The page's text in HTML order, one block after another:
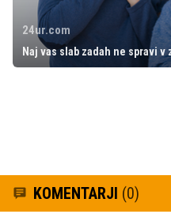
24ur.com
Naj vas slab zadah ne spravi v
KOMENTARJI (0)